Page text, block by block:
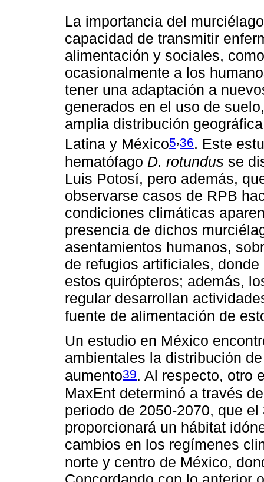
La importancia del
capacidad de transmitir
alimentación y sociales,
ocasionalmente a los
tener una adaptación a
generados en el uso de
amplia distribución
Latina y México5,36. Este
hematófago D. rotundus se
Luis Potosí, pero además,
observarse casos de RPB
condiciones climáticas
presencia de dichos
asentamientos humanos,
de refugios artificiales,
estos quirópteros; además,
regular desarrollan
fuente de alimentación de
Un estudio en México
ambientales la distribución
aumento39. Al respecto, otro
MaxEnt determinó a través
periodo de 2050-2070, que
proporcionará un hábitat
cambios en los regímenes
norte y centro de México,